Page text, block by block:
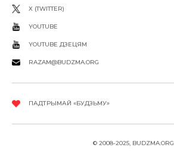
X (TWITTER)
YOUTUBE
YOUTUBE ДЗЕЦЯМ
RAZAM@BUDZMA.ORG
ПАДТРЫМАЙ «БУДЗЬМУ»
© 2008-2025, BUDZMA.ORG